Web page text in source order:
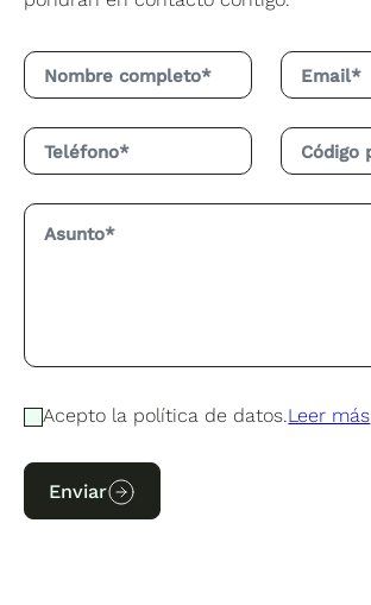
Acepto la política de datos.Leer más
Enviar